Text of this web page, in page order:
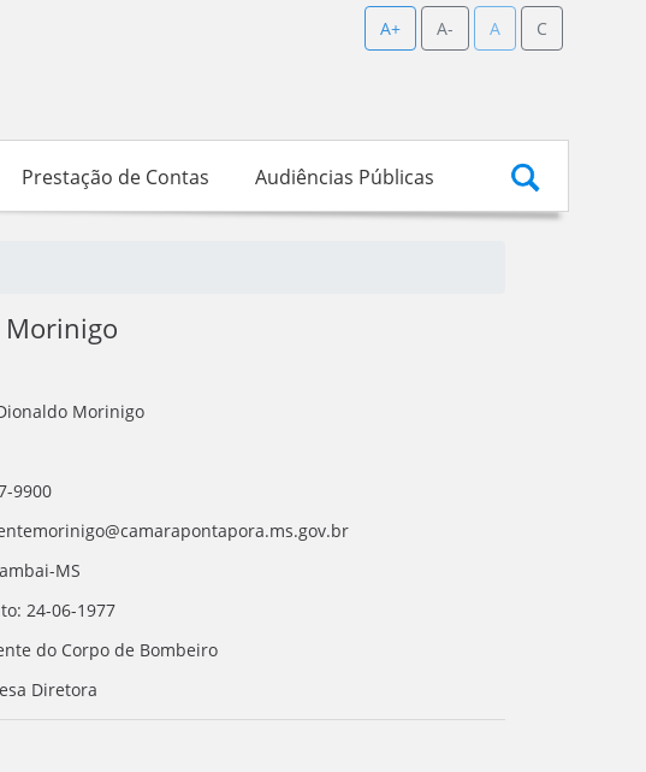
A+ A- A C
Prestação de Contas Audiências Públicas
Morinigo
Morinigo
9900
MS
24-06-1977
do Corpo de Bombeiro
Diretora